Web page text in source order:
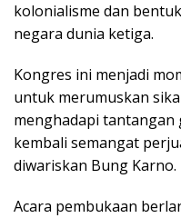
kolonialisme dan
negara dunia ketiga.
Kongres ini menjadi
untuk merumuskan
menghadapi tantangan
kembali semangat
diwariskan Bung Karno.
Acara pembukaan